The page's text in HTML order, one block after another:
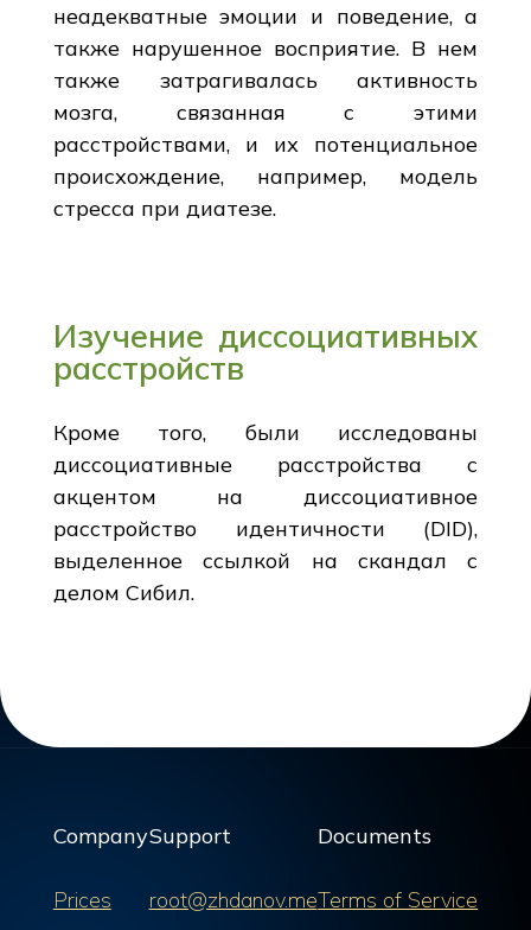
неадекватные эмоции и поведение, а
также нарушенное восприятие. В нем
также затрагивалась активность
мозга, связанная с этими
расстройствами, и их потенциальное
происхождение, например, модель
стресса при диатезе.
Изучение диссоциативных
расстройств
Кроме того, были исследованы
диссоциативные расстройства с
акцентом на диссоциативное
расстройство идентичности (DID),
выделенное ссылкой на скандал с
делом Сибил.
Company
Prices
Support
root@zhdanov.me
Documents
Terms of Service